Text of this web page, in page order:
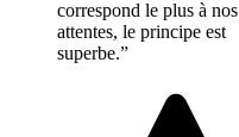
correspond le plus à nos
attentes, le principe est
superbe.”